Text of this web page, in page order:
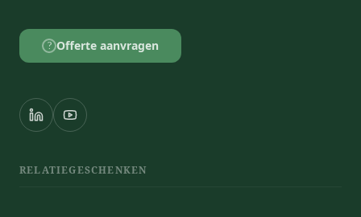
? Offerte aanvragen
RELATIEGESCHENKEN